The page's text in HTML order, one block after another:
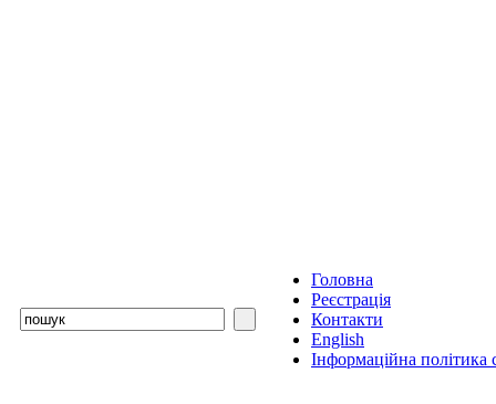
Головна
Реєстрація
Контакти
English
Інформаційна політика